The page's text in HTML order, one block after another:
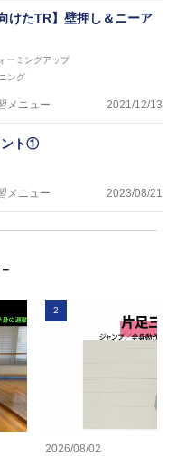
けたTR】壁押し＆ニーア
ーミングアップ
ング
メニュー 2021/12/13
ント①
メニュー 2023/08/21
2
2026/08/02